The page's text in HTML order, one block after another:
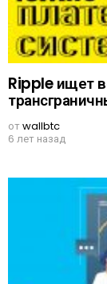
Ripple ищет
отwallbtc
6 лет назад